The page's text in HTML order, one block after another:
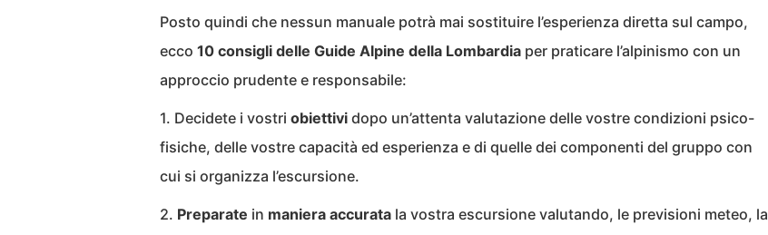
Posto quindi che nessun manuale potrà mai sostituire l’esperienza diretta sul campo,
ecco 10 consigli delle Guide Alpine della Lombardia per praticare l’alpinismo con un
approccio prudente e responsabile:
1. Decidete i vostri obiettivi dopo un’attenta valutazione delle vostre condizioni psico-
fisiche, delle vostre capacità ed esperienza e di quelle dei componenti del gruppo con
cui si organizza l’escursione.
2. Preparate in maniera accurata la vostra escursione valutando, le previsioni meteo, la